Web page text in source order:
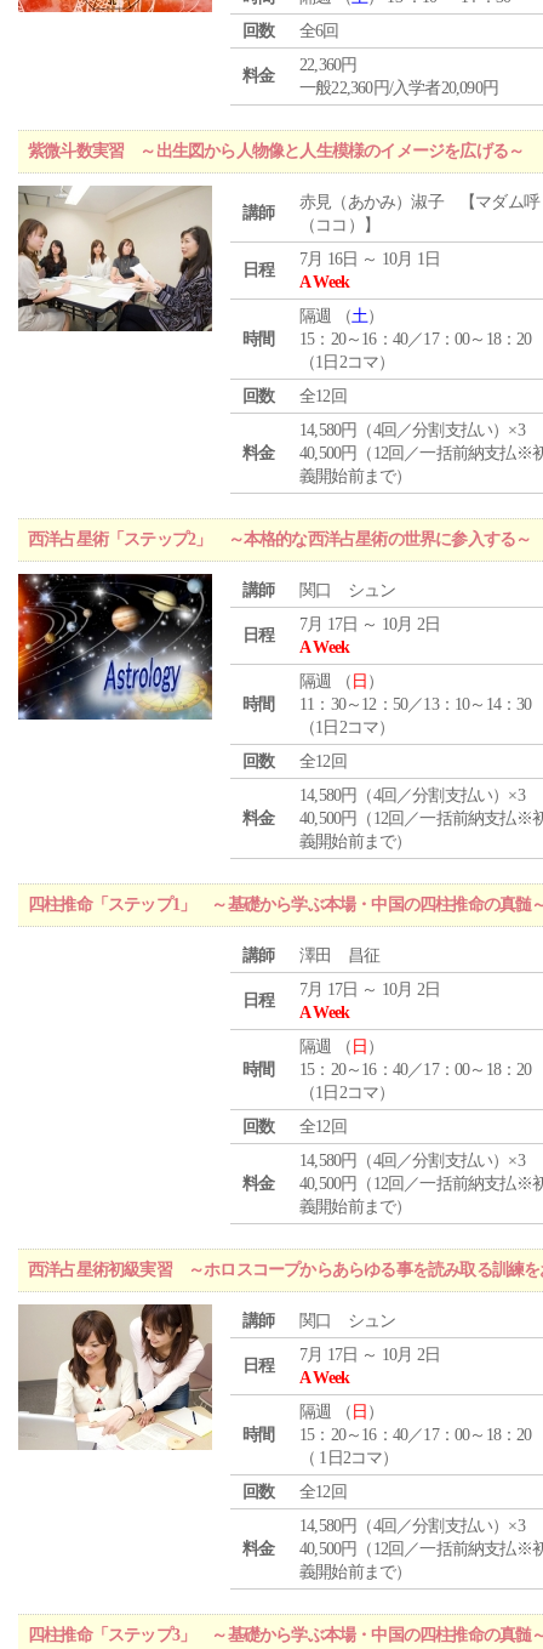
回数
全6回
料金
22,360円
一般22,360円/入学者20,090円
紫微斗数実習 ～出生図から人物像と人生模様のイメージを広げる～
講師
赤見（あかみ）淑子 【マダム呼
（ココ）】
日程
7月 16日 ～ 10月 1日
A Week
時間
隔週 （土）
15：20～16：40／17：00～18：20
（1日2コマ）
回数
全12回
料金
14,580円（4回／分割支払い）×3
40,500円（12回／一括前納支払※
義開始前まで）
西洋占星術「ステップ2」 ～本格的な西洋占星術の世界に参入する～
講師 関口 シュン
日程
7月 17日 ～ 10月 2日
A Week
時間
隔週 （ 日 ）
11：30～12：50／13：10～14：30
（1日2コマ）
回数
全12回
料金
14,580円（4回／分割支払い）×3
40,500円（12回／一括前納支払※
義開始前まで）
四柱推命「ステップ1」 ～基礎から学ぶ本場・中国の四柱推命の真髄
講師 澤田 昌征
日程
7月 17日 ～ 10月 2日
A Week
時間
隔週 （ 日 ）
15：20～16：40／17：00～18：20
（1日2コマ）
回数
全12回
料金
14,580円（4回／分割支払い）×3
40,500円（12回／一括前納支払※
義開始前まで）
西洋占星術初級実習 ～ホロスコープからあらゆる事を読み取る訓練を
講師 関口 シュン
日程
7月 17日 ～ 10月 2日
A Week
時間
隔週 （ 日 ）
15：20～16：40／17：00～18：20
（ 1日2コマ）
回数
全12回
料金
14,580円（4回／分割支払い）×3
40,500円（12回／一括前納支払※
義開始前まで）
四柱推命「ステップ3」 ～基礎から学ぶ本場・中国の四柱推命の真髄